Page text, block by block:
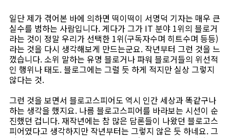
일단 제가 겪어본 바에 의하면 떡이떡이 서명덕 기자는 매우 큰
실수를 범하는 사람입니다. 게다가 그가 IT 분야 1위의 블로거
라는 것이 정말 우리가 선택한 1위(구독자수며 히트수며 등등)
라는 것을 다시 생각해보게 만드는군요. 작년부터 그런 것을 느
꼈습니다. 소위 말하는 유명 블로거나 파워 블로거들의 위선적
인 행위나 태도. 블로그에는 그럴 듯 하게 적지만 실상 그렇지
않다는 것.
그런 것을 보면서 블로고스피어도 역시 인간 세상과 똑같구나
하는 생각을 했지요. 나름 블로고스피어를 바라보는 시선이 순
진했던 겁니다. 재작년에는 참 많은 담론들이 나왔던 블로고스
피어였다고 생각하지만 작년부터는 그렇지 않은 듯 하네요. 그